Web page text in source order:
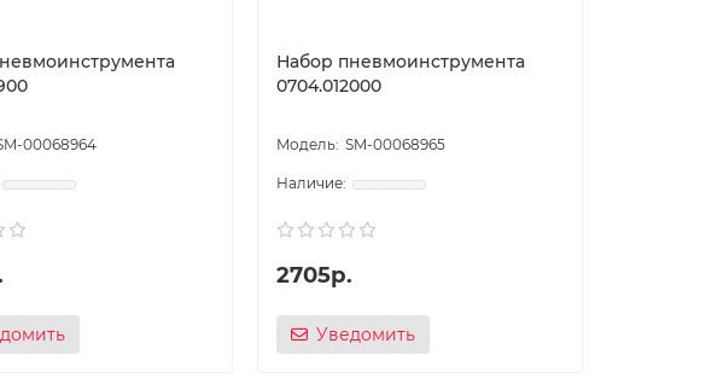
00068964
Набор пневмоинструмента
0704.012000
SM-00068965
2705р.
Уведомить